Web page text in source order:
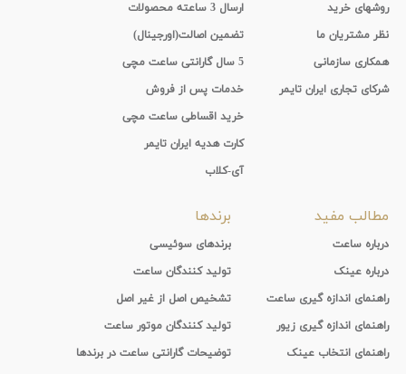
روشهای خرید
نظر مشتریان ما
همکاری سازمانی
شرکای تجاری ایران تایمر
ارسال 3 ساعته محصولات
تضمین اصالت(اورجینال)
5 سال گارانتی ساعت مچی
خدمات پس از فروش
خرید اقساطی ساعت مچی
کارت هدیه ایران تایمر
آی-کلاب
مطالب مفید
درباره ساعت
درباره عینک
راهنمای اندازه گیری ساعت
راهنمای اندازه گیری زیور
راهنمای انتخاب عینک
برندها
برندهای سوئیسی
تولید کنندگان ساعت
تشخیص اصل از غیر اصل
تولید کنندگان موتور ساعت
توضیحات گارانتی ساعت در برندها